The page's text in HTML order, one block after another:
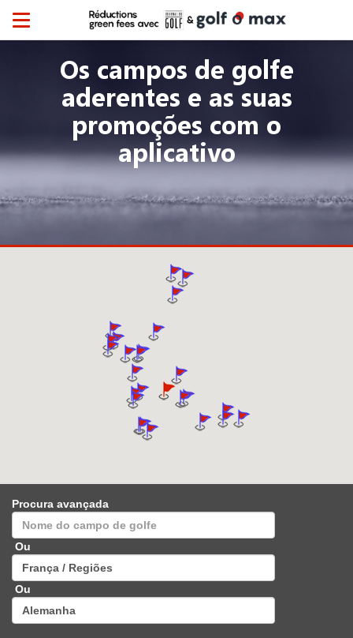
Toggle
Os campos de golfe
aderentes e as suas
promoções com o
aplicativo
Procura avançada
Ou
Ou